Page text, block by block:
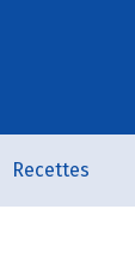
Recettes